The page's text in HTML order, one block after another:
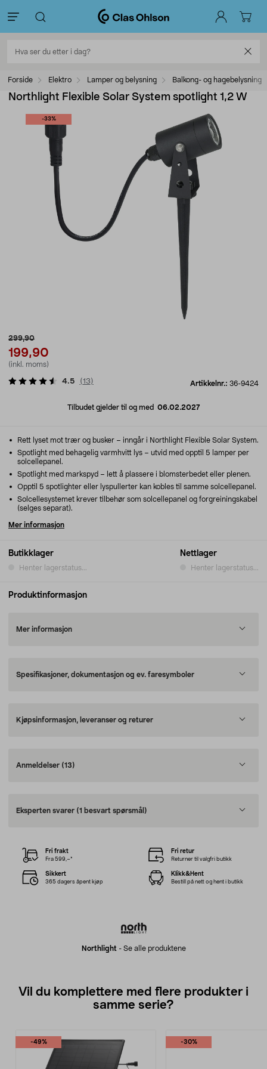
Forside Elektro Lamper og belysning Balkong- og hagebelysning
Northlight Flexible Solar System spotlight 1,2 W
-33%
299,90
199,90
(inkl. moms)
Artikkelnr.: 36-9424
4.5 (13)
Tilbudet gjelder til og med 06.02.2027
Butikklager
Henter lagerstatus...
Nettlager
Henter lagerstatus...
Rett lyset mot trær og busker – inngår i Northlight Flexible Solar System.
Spotlight med behagelig varmhvitt lys – utvid med opptil 5 lamper per
solcellepanel.
Spotlight med markspyd – lett å plassere i blomsterbedet eller plenen.
Opptil 5 spotlighter eller lyspullerter kan kobles til samme solcellepanel.
Solcellesystemet krever tilbehør som solcellepanel og forgreiningskabel
(selges separat).
Mer informasjon
Produktinformasjon
Mer informasjon
Spesifikasjoner, dokumentasjon og ev. faresymboler
Kjøpsinformasjon, leveranser og returer
Anmeldelser (13)
Eksperten svarer (1 besvart spørsmål)
Northlight - Se alle produktene
Fri frakt
Fra 599,–*
Fri retur
Returner til valgfri butikk
Sikkert
365 dagers åpent kjøp
Klikk&Hent
Bestill på nett og hent i butikk
Vil du komplettere med flere produkter i
samme serie?
-49% -30%